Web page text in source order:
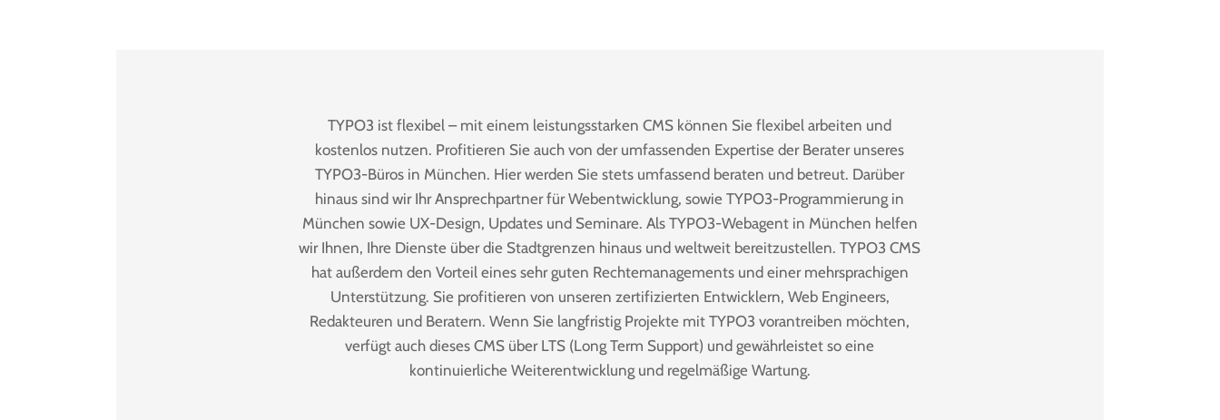
TYPO3 ist flexibel – mit einem leistungsstarken CMS können Sie flexibel arbeiten und
kostenlos nutzen. Profitieren Sie auch von der umfassenden Expertise der Berater unseres
TYPO3-Büros in München. Hier werden Sie stets umfassend beraten und betreut. Darüber
hinaus sind wir Ihr Ansprechpartner für Webentwicklung, sowie TYPO3-Programmierung in
München sowie UX-Design, Updates und Seminare. Als TYPO3-Webagent in München helfen
wir Ihnen, Ihre Dienste über die Stadtgrenzen hinaus und weltweit bereitzustellen. TYPO3 CMS
hat außerdem den Vorteil eines sehr guten Rechtemanagements und einer mehrsprachigen
Unterstützung. Sie profitieren von unseren zertifizierten Entwicklern, Web Engineers,
Redakteuren und Beratern. Wenn Sie langfristig Projekte mit TYPO3 vorantreiben möchten,
verfügt auch dieses CMS über LTS (Long Term Support) und gewährleistet so eine
kontinuierliche Weiterentwicklung und regelmäßige Wartung.